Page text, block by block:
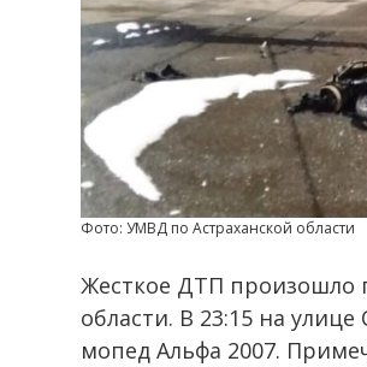
Фото: УМВД по Астраханской области
Жесткое ДТП произошло
области. В 23:15 на
мопед Альфа 2007.